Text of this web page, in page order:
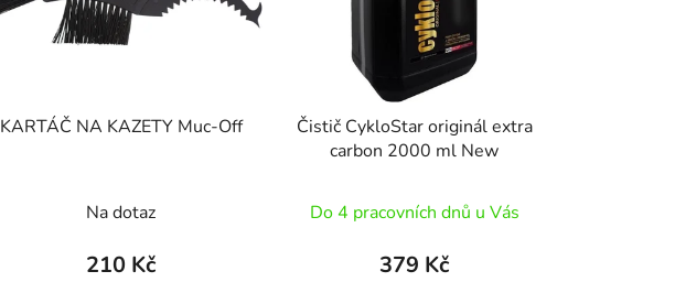
KARTÁČ NA KAZETY Muc-Off
Na dotaz
210 Kč
Čistič CykloStar originál extra
carbon 2000 ml New
Do 4 pracovních dnů u Vás
379 Kč